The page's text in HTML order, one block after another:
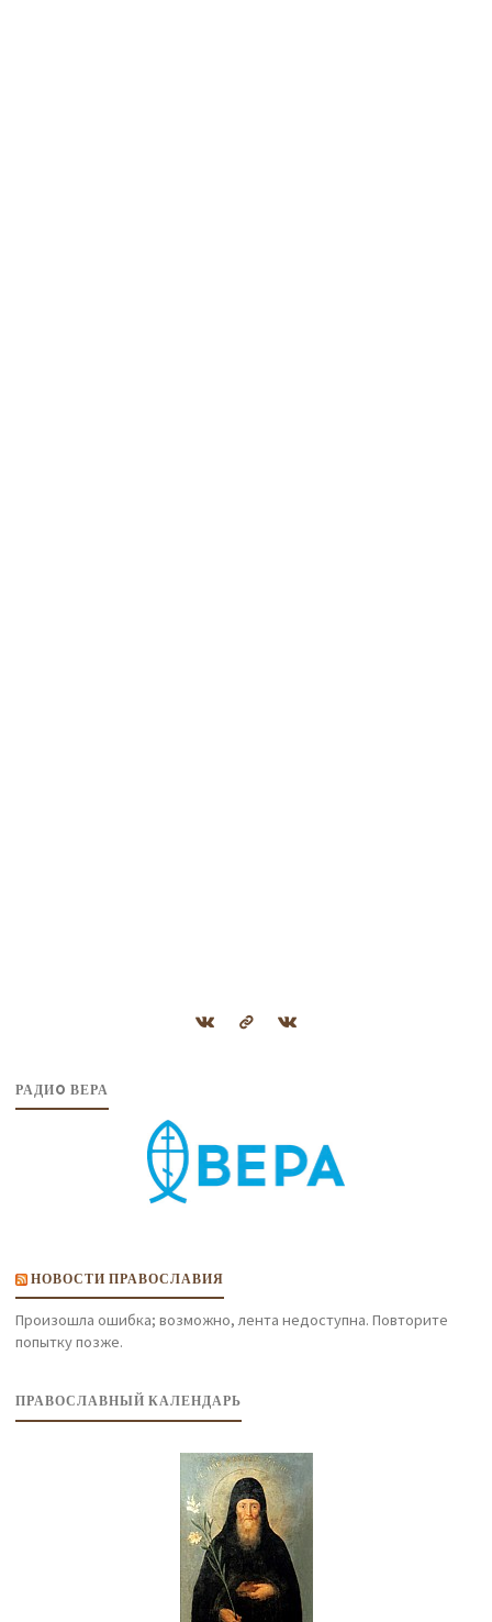
РАДИO ВЕРА
НОВОСТИ ПРАВОСЛАВИЯ
Произошла ошибка; возможно, лента недоступна. Повторите
попытку позже.
ПРАВОСЛАВНЫЙ КАЛЕНДАРЬ